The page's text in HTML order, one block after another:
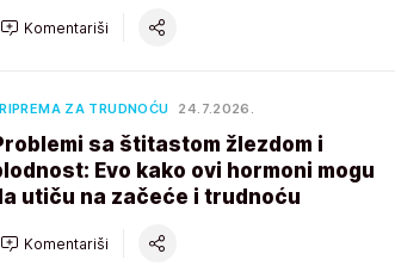
Komentariši
ZA TRUDNOĆU 24.7.2026.
sa štitastom žlezdom i
Evo kako ovi hormoni mogu
utiču na začeće i trudnoću
Komentariši